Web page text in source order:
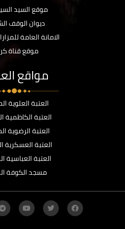
موقع السيد
ديوان الوقف
الامانة العامة
موقع قناة
مواقع
العتبة العلوية
العتبة
العتبة الرضوية
العتبة
العتبة
مسجد الكوفة